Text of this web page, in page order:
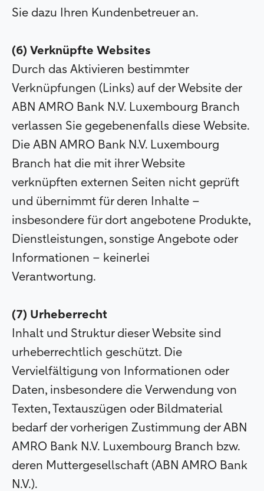
Sie dazu Ihren Kundenbetreuer an.
(6) Verknüpfte Websites
Durch das Aktivieren bestimmter
Verknüpfungen (Links) auf der Website der
ABN AMRO Bank N.V. Luxembourg Branch
verlassen Sie gegebenenfalls diese Website.
Die ABN AMRO Bank N.V. Luxembourg
Branch hat die mit ihrer Website
verknüpften externen Seiten nicht geprüft
und übernimmt für deren Inhalte –
insbesondere für dort angebotene Produkte,
Dienstleistungen, sonstige Angebote oder
Informationen – keinerlei
Verantwortung.
(7) Urheberrecht
Inhalt und Struktur dieser Website sind
urheberrechtlich geschützt. Die
Vervielfältigung von Informationen oder
Daten, insbesondere die Verwendung von
Texten, Textauszügen oder Bildmaterial
bedarf der vorherigen Zustimmung der ABN
AMRO Bank N.V. Luxembourg Branch bzw.
deren Muttergesellschaft (ABN AMRO Bank
N.V.).